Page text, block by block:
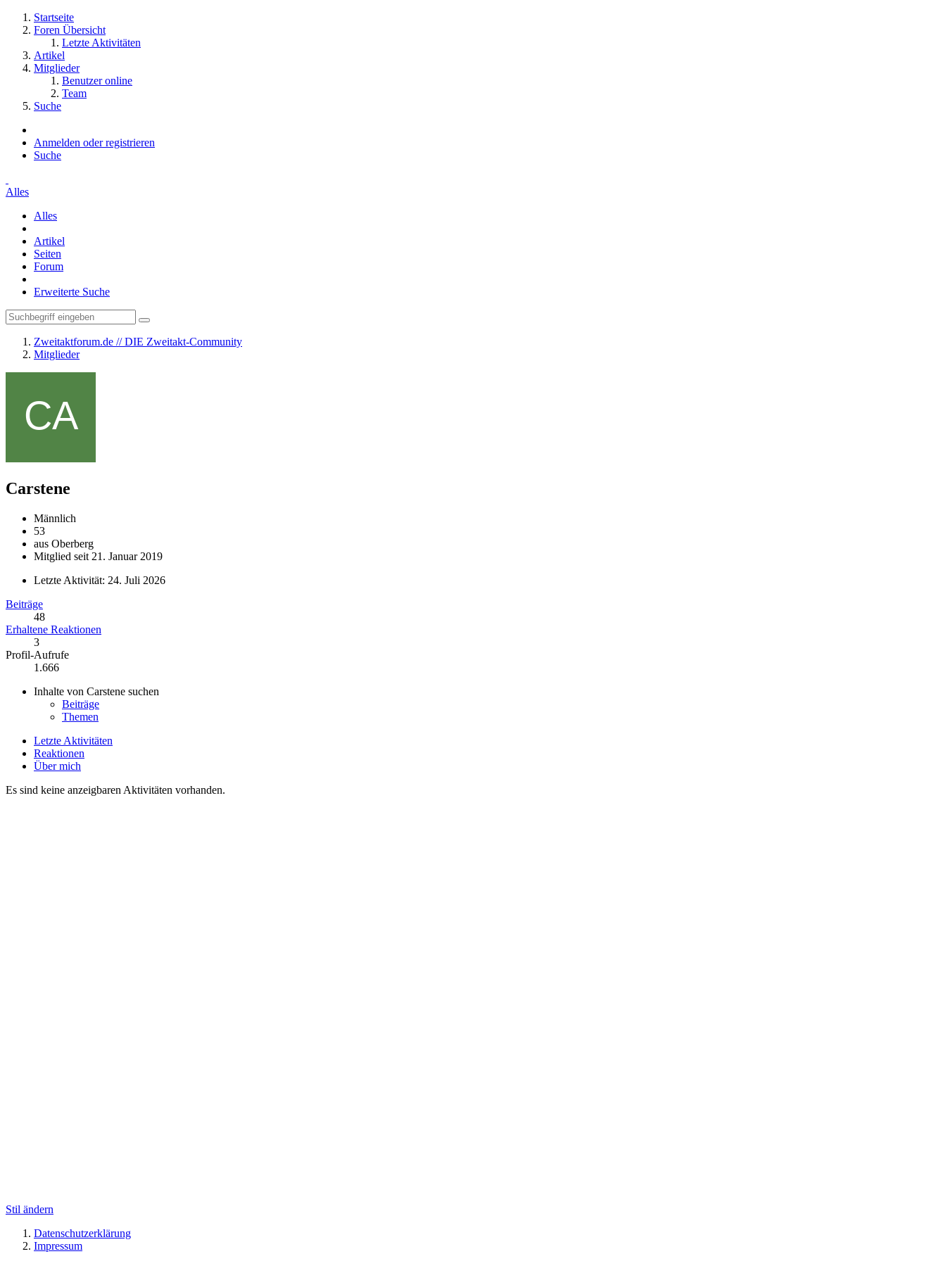
Startseite
Foren Übersicht
Letzte Aktivitäten
Artikel
Mitglieder
Benutzer online
Team
Suche
Anmelden oder registrieren
Suche
Alles
Alles
Artikel
Seiten
Forum
Erweiterte Suche
Zweitaktforum.de // DIE Zweitakt-Community
Mitglieder
Carstene
Männlich
53
aus Oberberg
Mitglied seit 21. Januar 2019
Letzte Aktivität: 24. Juli 2026
Beiträge
48
Erhaltene Reaktionen
3
Profil-Aufrufe
1.666
Inhalte von Carstene suchen
Beiträge
Themen
Letzte Aktivitäten
Reaktionen
Über mich
Es sind keine anzeigbaren Aktivitäten vorhanden.
Stil ändern
Datenschutzerklärung
Impressum